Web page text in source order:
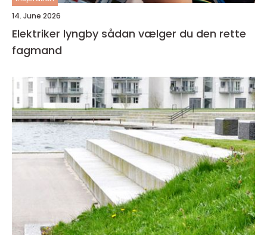
14. June 2026
Elektriker lyngby sådan vælger du den rette
fagmand